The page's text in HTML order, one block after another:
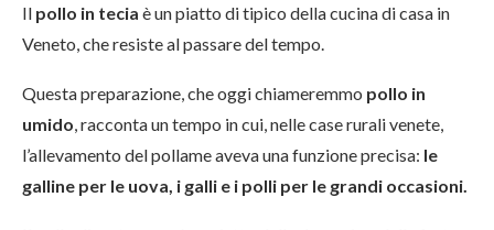
Il pollo in tecia è un piatto di tipico dellacucina di casa in
Veneto, che resiste al passare del tempo.
Questa preparazione, che oggi chiameremmo pollo in
umido , racconta un tempo in cui, nelle case rurali venete,
l’allevamento del pollame aveva una funzione precisa: le
galline per le uova, i galli e i polli per le grandi occasioni.